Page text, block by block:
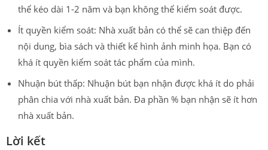
thể kéo dài 1-2 năm và bạn không thể kiểm soát được.
Ít quyền kiểm soát: Nhà xuất bản có thể sẽ can thiệp đến
nội dung, bìa sách và thiết kế hình ảnh minh họa. Bạn có
khá ít quyền kiểm soát tác phẩm của mình.
Nhuận bút thấp: Nhuận bút bạn nhận được khá ít do phải
phân chia với nhà xuất bản. Đa phần % bạn nhận sẽ ít hơn
nhà xuất bản.
Lời kết